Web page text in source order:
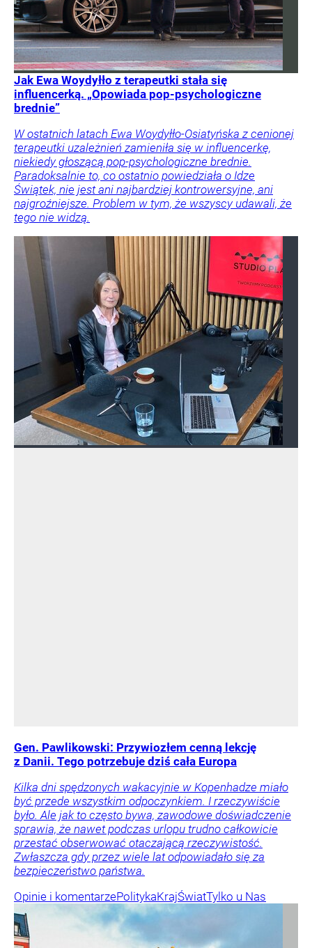
Jak Ewa Woydyłło z terapeutki stała się
influencerką. „Opowiada pop-psychologiczne
brednie”
W ostatnich latach Ewa Woydyłło-Osiatyńska z cenionej
terapeutki uzależnień zamieniła się w influencerkę,
niekiedy głoszącą pop-psychologiczne brednie.
Paradoksalnie to, co ostatnio powiedziała o Idze
Świątek, nie jest ani najbardziej kontrowersyjne, ani
najgroźniejsze. Problem w tym, że wszyscy udawali, że
tego nie widzą.
Gen. Pawlikowski: Przywiozłem cenną lekcję
z Danii. Tego potrzebuje dziś cała Europa
Kilka dni spędzonych wakacyjnie w Kopenhadze miało
być przede wszystkim odpoczynkiem. I rzeczywiście
było. Ale jak to często bywa, zawodowe doświadczenie
sprawia, że nawet podczas urlopu trudno całkowicie
przestać obserwować otaczającą rzeczywistość.
Zwłaszcza gdy przez wiele lat odpowiadało się za
bezpieczeństwo państwa.
Opinie i komentarzePolitykaKrajŚwiatTylko u Nas